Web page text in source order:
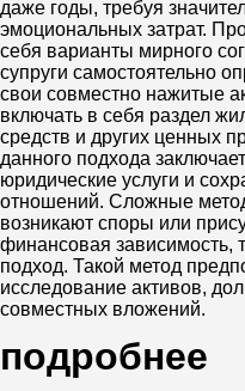
даже годы, требуя
эмоциональных затрат.
себя варианты мирного
супруги самостоятельно
свои совместно нажитые
включать в себя раздел
средств и других ценных
данного подхода
юридические услуги и
отношений. Сложные
возникают споры или
финансовая зависимость,
подход. Такой метод
исследование активов,
совместных вложений.
подробнее